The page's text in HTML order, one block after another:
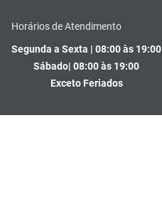
53,74no PIX
xR$ 55,40 sem
－
Horários de Atendimento
Segunda a Sexta | 08:00 às 19:00
Sábado| 08:00 às 19:00
Exceto Feriados